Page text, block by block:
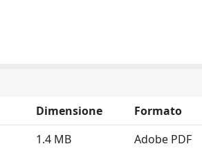
Dimensione
Formato
1.4 MB Adobe PDF